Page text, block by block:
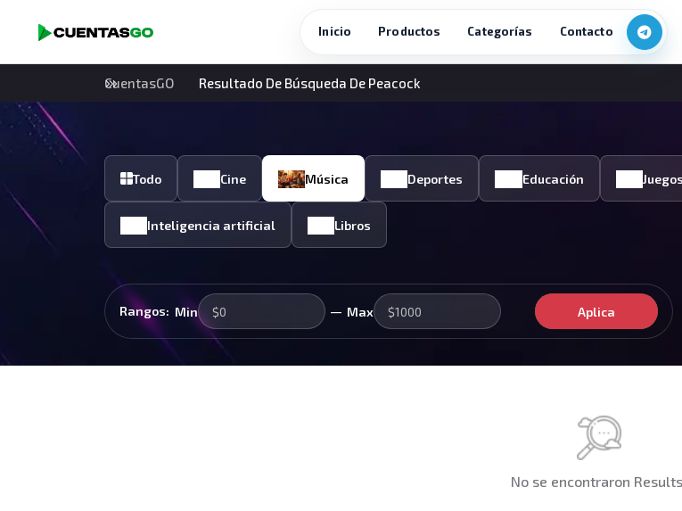
Inicio Productos Categorías Contacto
CuentasGO Resultado De Búsqueda De Peacock
Todo Cine Música Deportes Educación Juegos
Inteligencia artificial Libros
Rangos: Min — Max Aplica
No se encontraron